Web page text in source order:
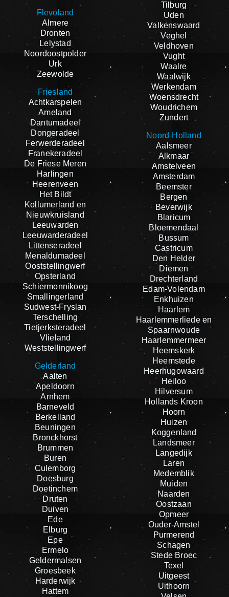
Flevoland
Almere
Dronten
Lelystad
Noordoostpolder
Urk
Zeewolde
Friesland
Achtkarspelen
Ameland
Dantumadeel
Dongeradeel
Ferwerderadeel
Franekeradeel
De Friese Meren
Harlingen
Heerenveen
Het Bildt
Kollumerland en
Nieuwkruisland
Leeuwarden
Leeuwarderadeel
Littenseradeel
Menaldumadeel
Ooststellingwerf
Opsterland
Schiermonnikoog
Smallingerland
Sudwest-Fryslan
Terschelling
Tietjerksteradeel
Vlieland
Weststellingwerf
Gelderland
Aalten
Apeldoorn
Arnhem
Barneveld
Berkelland
Beuningen
Bronckhorst
Brummen
Buren
Culemborg
Doesburg
Doetinchem
Druten
Duiven
Ede
Elburg
Epe
Ermelo
Geldermalsen
Groesbeek
Harderwijk
Hattem
Tilburg
Uden
Valkenswaard
Veghel
Veldhoven
Vught
Waalre
Waalwijk
Werkendam
Woensdrecht
Woudrichem
Zundert
Noord-Holland
Aalsmeer
Alkmaar
Amstelveen
Amsterdam
Beemster
Bergen
Beverwijk
Blaricum
Bloemendaal
Bussum
Castricum
Den Helder
Diemen
Drechterland
Edam-Volendam
Enkhuizen
Haarlem
Haarlemmerliede en
Spaarnwoude
Haarlemmermeer
Heemskerk
Heemstede
Heerhugowaard
Heiloo
Hilversum
Hollands Kroon
Hoorn
Huizen
Koggenland
Landsmeer
Langedijk
Laren
Medemblik
Muiden
Naarden
Oostzaan
Opmeer
Ouder-Amstel
Purmerend
Schagen
Stede Broec
Texel
Uitgeest
Uithoorn